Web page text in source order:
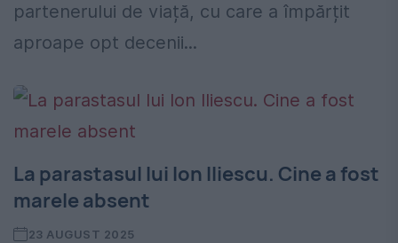
partenerului de viață, cu care a împărțit
aproape opt decenii...
La parastasul lui Ion Iliescu. Cine a fost
marele absent
23 AUGUST 2025